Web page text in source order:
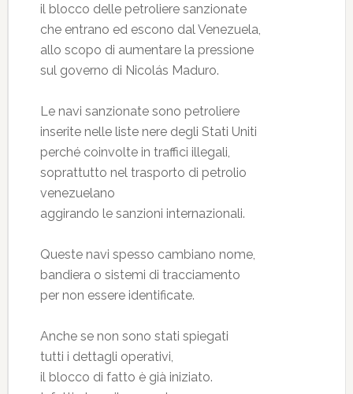
il blocco delle petroliere sanzionate
che entrano ed escono dal Venezuela,
allo scopo di aumentare la pressione
sul governo di Nicolás Maduro.
Le navi sanzionate sono petroliere
inserite nelle liste nere degli Stati Uniti
perché coinvolte in traffici illegali,
soprattutto nel trasporto di petrolio
venezuelano
aggirando le sanzioni internazionali.
Queste navi spesso cambiano nome,
bandiera o sistemi di tracciamento
per non essere identificate.
Anche se non sono stati spiegati
tutti i dettagli operativi,
il blocco di fatto è già iniziato.